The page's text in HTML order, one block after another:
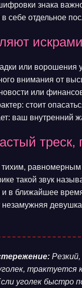
знака
в себе отдельное
или ворошения
внимания от
или
стоит
ваш внутренний
тихим,
такой звук
в ближайшее
незамужняя
трактуется
уголек быстро